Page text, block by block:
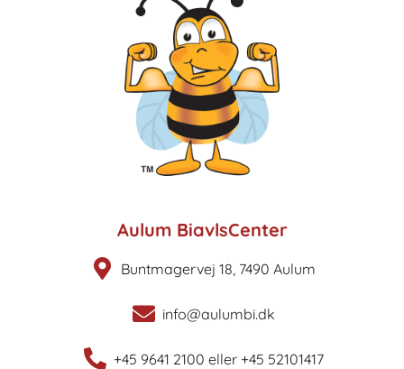
Aulum BiavlsCenter
Buntmagervej 18, 7490 Aulum
info@aulumbi.dk
+45 9641 2100 eller +45 52101417